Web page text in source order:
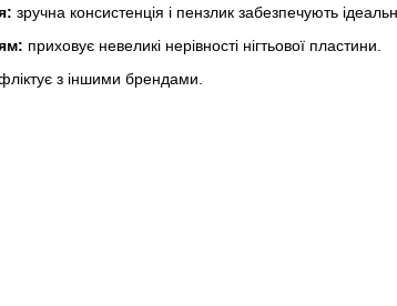
зручна консистенція і пензлик забезпечують
приховує невеликі нерівності нігтьової пластини.
з іншими брендами.